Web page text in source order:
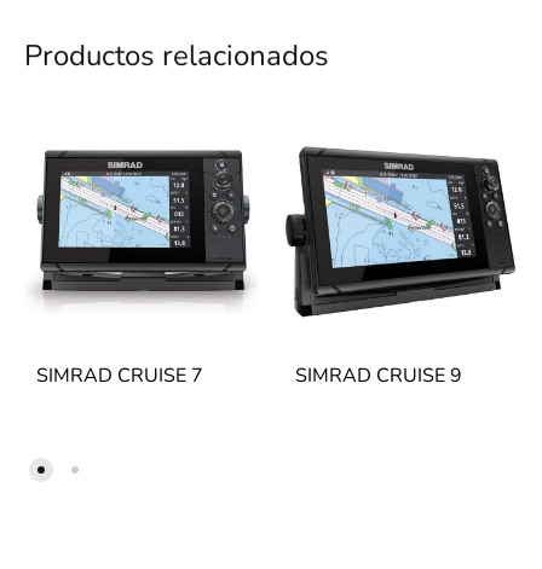
Productos relacionados
SIMRAD CRUISE 7 SIMRAD CRUISE 9